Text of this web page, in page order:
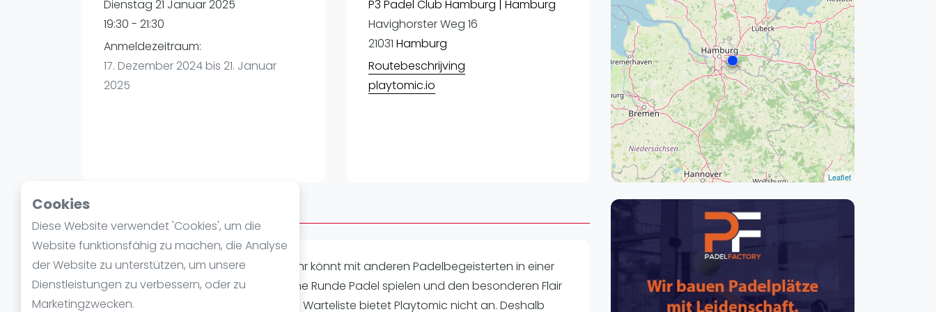
Cookies
Diese Website verwendet 'Cookies', um die
Website funktionsfähig zu machen, die Analyse
der Website zu unterstützen, um unsere
Dienstleistungen zu verbessern, oder zu
Marketingzwecken.
Verschiedenes
Leipzig
Dortmund
Essen
Dienstag 21 Januar 2025
19:30 - 21:30
Anmeldezeitraum:
17. Dezember 2024 bis 21. Januar
2025
P3 Padel Club Hamburg | Hamburg
Havighorster Weg 16
21031 Hamburg
Routebeschrijving
playtomic.io
Leaflet
Über After Work
PEOPLE PLAY PADEL, beim After Work. Ihr könnt mit anderen Padelbegeisterten in einer
Spielform nach eurem Arbeitstag eine Runde Padel spielen und den besonderen Flair
unserer Halle genießen. Eine offizielle Warteliste bietet Playtomic nicht an. Deshalb